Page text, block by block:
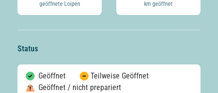
geöffnete Loipen km geöffnet
Status
Geöffnet
Teilweise Geöffnet
Geöffnet / nicht prepariert